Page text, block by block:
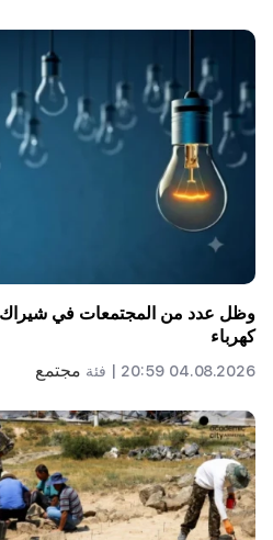
وظل عدد من المجتمعات في
كهرباء
04.08.2026 20:59 | فئة مجتمع